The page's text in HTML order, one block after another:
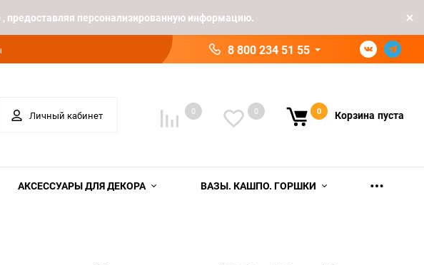
предоставляя персонализированную информацию.
8 800 234 51 55
Личный кабинет 0 0 0 Корзина пуста
АКСЕССУАРЫ ДЛЯ ДЕКОРА ВАЗЫ. КАШПО. ГОРШКИ